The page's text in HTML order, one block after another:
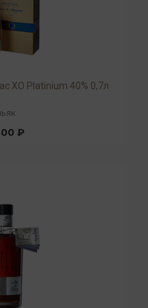
XO Platinium 40% 0,7л
₽